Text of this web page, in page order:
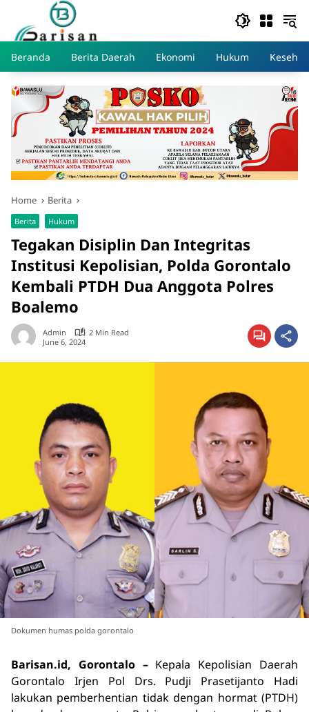
content
Beranda
Berita Daerah Ekonomi Hukum
Home Berita
Berita Hukum
Tegakan Disiplin Dan Integritas
Institusi Kepolisian, Polda Gorontalo
Kembali PTDH Dua Anggota Polres
Boalemo
Admin
2 Min Read
June 6, 2024
Dokumen humas polda gorontalo
Barisan.id, Gorontalo – Kepala Kepolisian Daerah
Gorontalo Irjen Pol Drs. Pudji Prasetijanto Hadi
lakukan pemberhentian tidak dengan hormat (PTDH)